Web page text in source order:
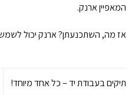
המאפיין ארנק.
אז מה, השתכנעתן? ארנק יכול
תיקים בעבודת יד – כל אחד מיוחד!